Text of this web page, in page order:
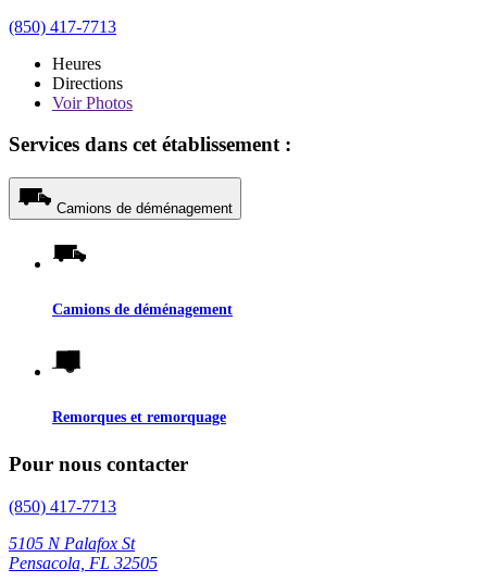
(850) 417-7713
Heures
Directions
VoirPhotos
Services dans cet établissement :
Camions de déménagement
Camions de déménagement
Remorques et remorquage
Pour nous contacter
(850) 417-7713
5105 N Palafox St
Pensacola, FL 32505